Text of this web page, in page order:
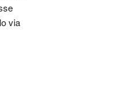
via